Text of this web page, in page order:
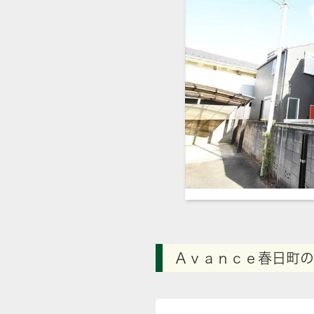
Ａｖａｎｃｅ春日町